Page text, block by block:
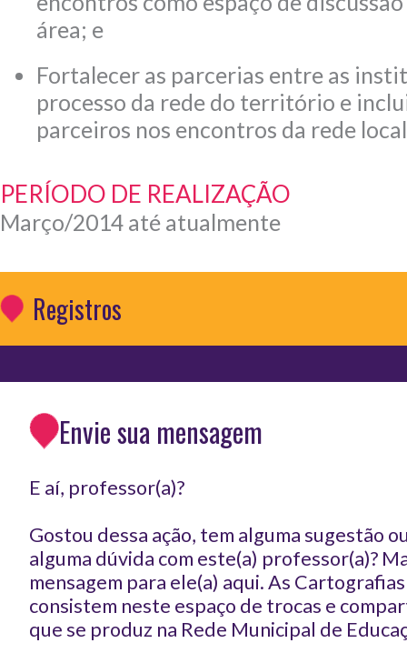
área; e
Fortalecer as parcerias entre as
processo da rede do território e
parceiros nos encontros da rede
PERÍODO DE REALIZAÇÃO
Março/2014 até atualmente
Registros
Envie sua mensagem
E aí, professor(a)?
Gostou dessa ação, tem alguma sugestão
alguma dúvida com este(a) professor(a)?
mensagem para ele(a) aqui. As
consistem neste espaço de trocas e
que se produz na Rede Municipal de